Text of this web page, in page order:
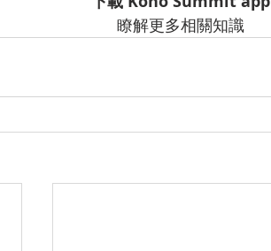
瞭解更多相關知識